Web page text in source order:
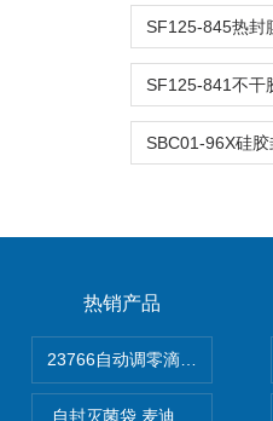
热销产品
自封灭菌袋 麦迪康Medicom